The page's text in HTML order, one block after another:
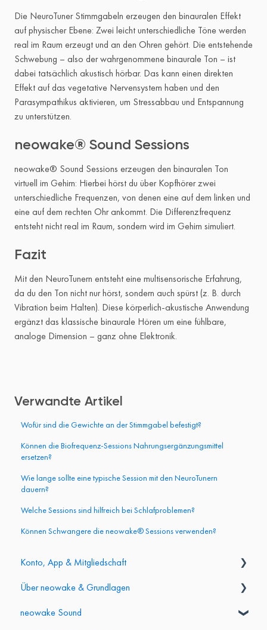
Die NeuroTuner Stimmgabeln erzeugen den binauralen Effekt
auf physischer Ebene: Zwei leicht unterschiedliche Töne werden
real im Raum erzeugt und an den Ohren gehört. Die entstehende
Schwebung – also der wahrgenommene binaurale Ton – ist
dabei tatsächlich akustisch hörbar. Das kann einen direkten
Effekt auf das vegetative Nervensystem haben und den
Parasympathikus aktivieren, um Stressabbau und Entspannung
zu unterstützen.
neowake® Sound Sessions
neowake® Sound Sessions erzeugen den binauralen Ton
virtuell im Gehirn: Hierbei hörst du über Kopfhörer zwei
unterschiedliche Frequenzen, von denen eine auf dem linken und
eine auf dem rechten Ohr ankommt. Die Differenzfrequenz
entsteht nicht real im Raum, sondern wird im Gehirn simuliert.
Fazit
Mit den NeuroTunern entsteht eine multisensorische Erfahrung,
da du den Ton nicht nur hörst, sondern auch spürst (z. B. durch
Vibration beim Halten). Diese körperlich-akustische Anwendung
ergänzt das klassische binaurale Hören um eine fühlbare,
analoge Dimension – ganz ohne Elektronik.
Verwandte Artikel
Wofür sind die Gewichte an der Stimmgabel befestigt?
Können die Biofrequenz-Sessions Nahrungsergänzungsmittel
ersetzen?
Wie lange sollte eine typische Session mit den NeuroTunern
dauern?
Welche Sessions sind hilfreich bei Schlafproblemen?
Können Schwangere die neowake® Sessions verwenden?
Konto, App & Mitgliedschaft
Login & Konto
App & Mitgliederbereich
Über neowake & Grundlagen
Grundlagen & Produktvergleich
neowake Sound